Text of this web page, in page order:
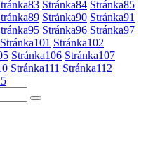
83 Stránka84 Stránka85
89 Stránka90 Stránka91
95 Stránka96 Stránka97
Stránka101 Stránka102
Stránka106 Stránka107
Stránka111 Stránka112